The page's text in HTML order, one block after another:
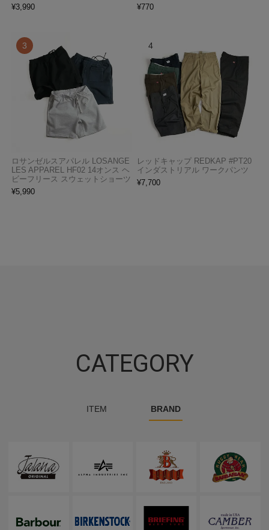
¥3,990
¥770
ロサンゼルスアパレル LOSANGE
LES APPAREL HF02 14オンス ヘ
ビーフリース スウェットショーツ
¥5,990
レッドキャップ REDKAP #PT20
インダストリアル ワークパンツ
¥7,700
CATEGORY
ITEM BRAND